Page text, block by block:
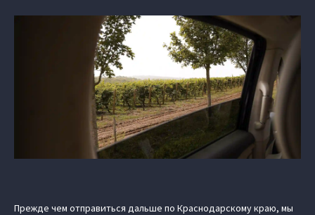
Прежде чем отправиться дальше по Краснодарскому краю, мы